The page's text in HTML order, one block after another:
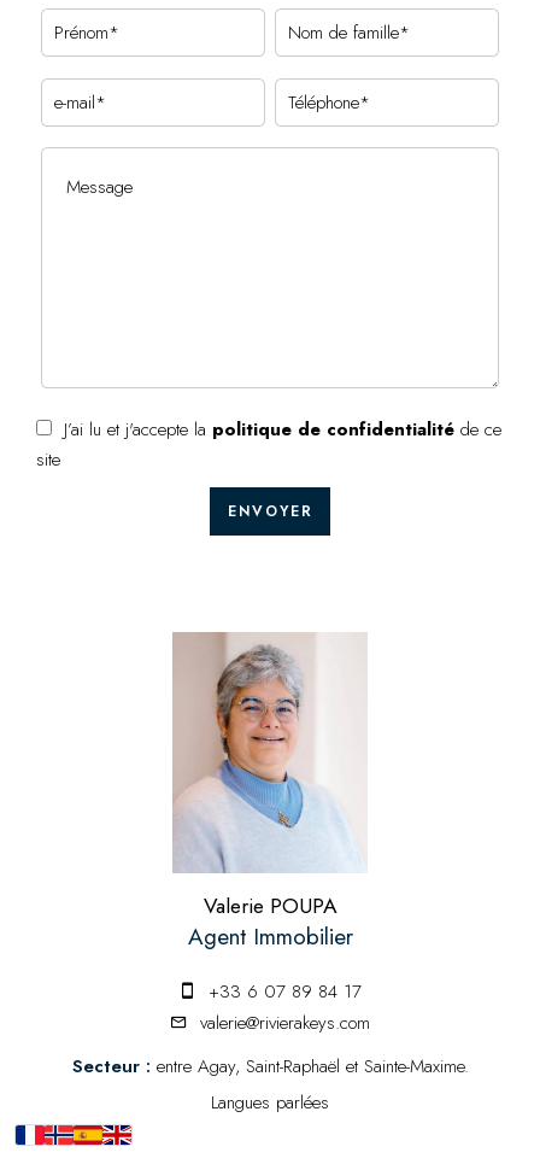
J’ai lu et j'accepte la politique de confidentialité de ce
site
ENVOYER
Valerie POUPA
Agent Immobilier
+33 6 07 89 84 17
valerie@rivierakeys.com
Secteur : entre Agay, Saint-Raphaël et Sainte-Maxime.
Langues parlées